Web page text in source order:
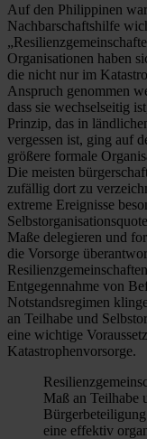
Auf den Philippinen
Nachbarschaftshilfe
Organisationen haben
die nicht nur im
Anspruch genommen
dass sie wechselseitig
Prinzip, das in
vergessen ist, ging auf
größere formale
Die meisten
zufällig dort zu
extreme Ereignisse
Maße delegieren und
die Vorsorge
Entgegennahme von
Notstandsregimen
an Teilhabe und
eine wichtige
Katastrophenvorsorge.
Maß an Teilhabe
eine effektiv